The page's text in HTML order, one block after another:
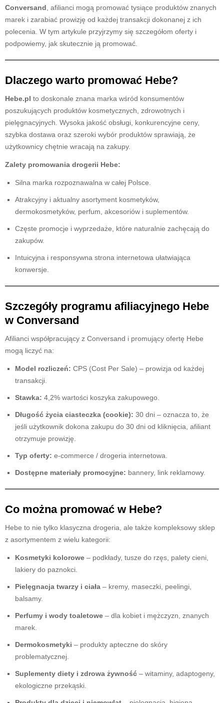
Conversand , afilianci mogą promować tysiące produktów znanych
marek i zarabiać prowizję od każdej transakcji dokonanej z ich
polecenia. W tym artykule przyjrzymy się szczegółom oferty i
podpowiemy, jak skutecznie ją promować.
Dlaczego warto promować Hebe?
Hebe.pl to doskonale znana marka wśród konsumentów
poszukujących produktów kosmetycznych, zdrowotnych i
pielęgnacyjnych. Wysoka jakość obsługi, konkurencyjne ceny,
szybka dostawa oraz szeroki wybór produktów sprawiają, że
użytkownicy chętnie wracają na zakupy.
Zalety promowania drogerii Hebe:
Silna marka rozpoznawalna w całej Polsce.
Atrakcyjny i aktualny asortyment kosmetyków,
dermokosmetyków, perfum, akcesoriów i suplementów.
Częste promocje i wyprzedaże, które naturalnie zachęcają do
zakupów.
Intuicyjna i responsywna strona internetowa ułatwiająca
konwersje.
Szczegóły programu afiliacyjnego Hebe
w Conversand
Afilianci współpracujący z Conversand i promujący ofertę Hebe
mogą liczyć na:
Model rozliczeń: CPS (Cost Per Sale) – prowizja od każdej
transakcji.
Stawka: 4,2% wartości koszyka zakupowego.
Długość życia ciasteczka (cookie): 30 dni – oznacza to, że
jeśli użytkownik dokona zakupu do 30 dni od kliknięcia, afiliant
otrzymuje prowizję.
Typ oferty: e-commerce / drogeria internetowa.
Dostępne materiały promocyjne: bannery, link reklamowy.
Co można promować w Hebe?
Hebe to nie tylko klasyczna drogeria, ale także kompleksowy sklep
z asortymentem z wielu kategorii:
Kosmetyki kolorowe – podkłady, tusze do rzęs, palety cieni,
lakiery do paznokci.
Pielęgnacja twarzy i ciała – kremy, maseczki, peelingi,
balsamy.
Perfumy i wody toaletowe – dla kobiet i mężczyzn, znanych
marek.
Dermokosmetyki – produkty apteczne do skóry
problematycznej.
Suplementy diety i zdrowa żywność – witaminy, adaptogeny,
ekologiczne przekąski.